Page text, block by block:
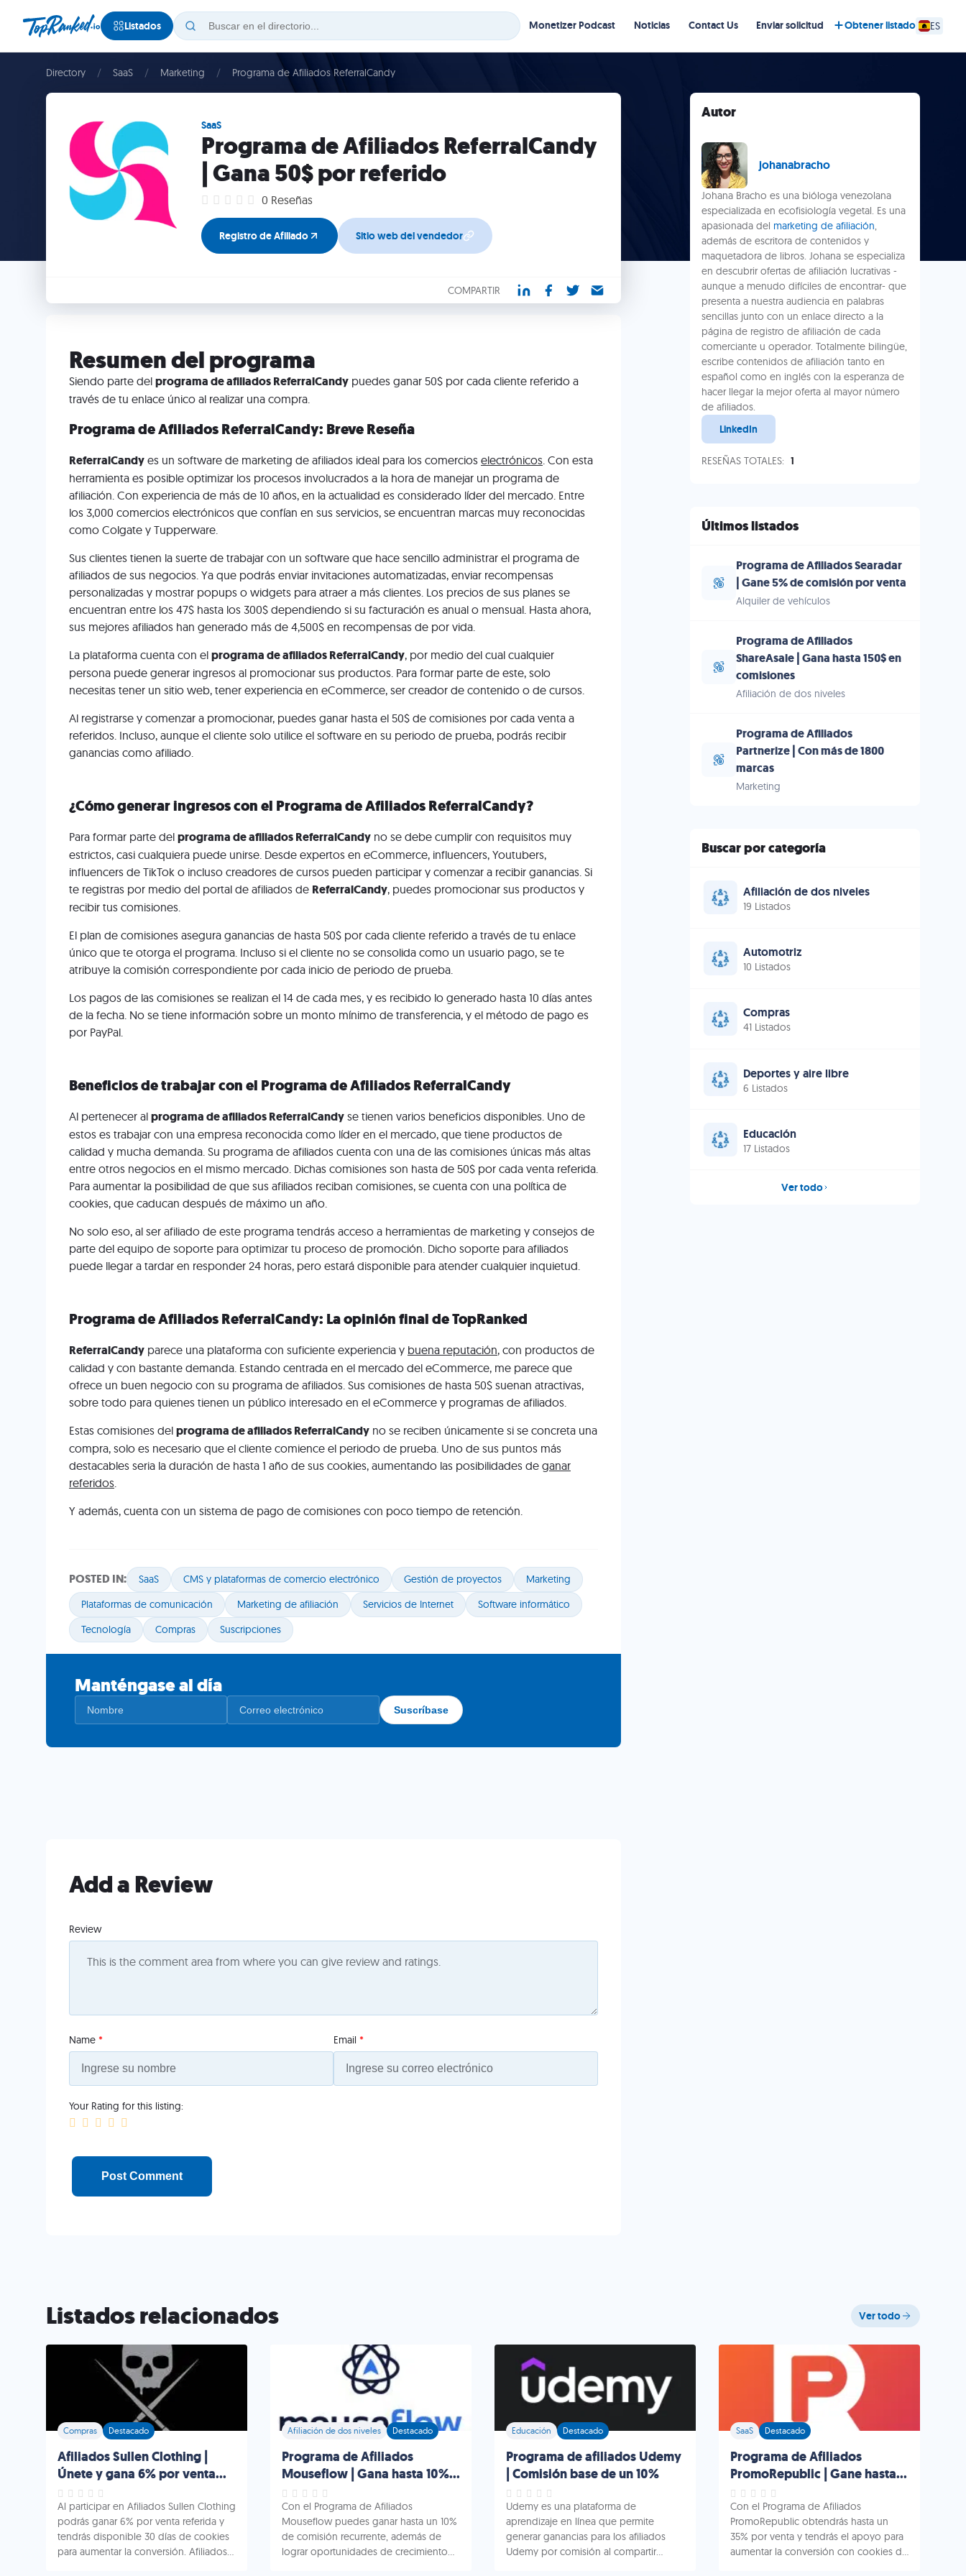
Listados Monetizer Podcast Noticias Contact Us Enviar solicitud Obtener listado ES
Directory SaaS Marketing Programa de Afiliados ReferralCandy
SaaS
Programa de Afiliados ReferralCandy
| Gana 50$ por referido
0 Reseñas
Registro de Afiliado Sitio web del vendedor
COMPARTIR
Resumen del programa
Siendo parte del programa de afiliados ReferralCandy puedes ganar 50$ por cada cliente referido a
través de tu enlace único al realizar una compra.
Programa de Afiliados ReferralCandy: Breve Reseña
ReferralCandy es un software de marketing de afiliados ideal para los comercios electrónicos. Con esta
herramienta es posible optimizar los procesos involucrados a la hora de manejar un programa de
afiliación. Con experiencia de más de 10 años, en la actualidad es considerado líder del mercado. Entre
los 3,000 comercios electrónicos que confían en sus servicios, se encuentran marcas muy reconocidas
como Colgate y Tupperware.
Sus clientes tienen la suerte de trabajar con un software que hace sencillo administrar el programa de
afiliados de sus negocios. Ya que podrás enviar invitaciones automatizadas, enviar recompensas
personalizadas y mostrar popups o widgets para atraer a más clientes. Los precios de sus planes se
encuentran entre los 47$ hasta los 300$ dependiendo si su facturación es anual o mensual. Hasta ahora,
sus mejores afiliados han generado más de 4,500$ en recompensas de por vida.
La plataforma cuenta con el programa de afiliados ReferralCandy, por medio del cual cualquier
persona puede generar ingresos al promocionar sus productos. Para formar parte de este, solo
necesitas tener un sitio web, tener experiencia en eCommerce, ser creador de contenido o de cursos.
Al registrarse y comenzar a promocionar, puedes ganar hasta el 50$ de comisiones por cada venta a
referidos. Incluso, aunque el cliente solo utilice el software en su periodo de prueba, podrás recibir
ganancias como afiliado.
¿Cómo generar ingresos con el Programa de Afiliados ReferralCandy?
Para formar parte del programa de afiliados ReferralCandy no se debe cumplir con requisitos muy
estrictos, casi cualquiera puede unirse. Desde expertos en eCommerce, influencers, Youtubers,
influencers de TikTok o incluso creadores de cursos pueden participar y comenzar a recibir ganancias. Si
te registras por medio del portal de afiliados de ReferralCandy, puedes promocionar sus productos y
recibir tus comisiones.
El plan de comisiones asegura ganancias de hasta 50$ por cada cliente referido a través de tu enlace
único que te otorga el programa. Incluso si el cliente no se consolida como un usuario pago, se te
atribuye la comisión correspondiente por cada inicio de periodo de prueba.
Los pagos de las comisiones se realizan el 14 de cada mes, y es recibido lo generado hasta 10 días antes
de la fecha. No se tiene información sobre un monto mínimo de transferencia, y el método de pago es
por PayPal.
Beneficios de trabajar con el Programa de Afiliados ReferralCandy
Al pertenecer al programa de afiliados ReferralCandy se tienen varios beneficios disponibles. Uno de
estos es trabajar con una empresa reconocida como líder en el mercado, que tiene productos de
calidad y mucha demanda. Su programa de afiliados cuenta con una de las comisiones únicas más altas
entre otros negocios en el mismo mercado. Dichas comisiones son hasta de 50$ por cada venta referida.
Para aumentar la posibilidad de que sus afiliados reciban comisiones, se cuenta con una política de
cookies, que caducan después de máximo un año.
No solo eso, al ser afiliado de este programa tendrás acceso a herramientas de marketing y consejos de
parte del equipo de soporte para optimizar tu proceso de promoción. Dicho soporte para afiliados
puede llegar a tardar en responder 24 horas, pero estará disponible para atender cualquier inquietud.
Programa de Afiliados ReferralCandy: La opinión final de TopRanked
ReferralCandy parece una plataforma con suficiente experiencia y buena reputación, con productos de
calidad y con bastante demanda. Estando centrada en el mercado del eCommerce, me parece que
ofrece un buen negocio con su programa de afiliados. Sus comisiones de hasta 50$ suenan atractivas,
sobre todo para quienes tienen un público interesado en el eCommerce y programas de afiliados.
Estas comisiones del programa de afiliados ReferralCandy no se reciben únicamente si se concreta una
compra, solo es necesario que el cliente comience el periodo de prueba. Uno de sus puntos más
destacables seria la duración de hasta 1 año de sus cookies, aumentando las posibilidades de ganar
referidos.
Y además, cuenta con un sistema de pago de comisiones con poco tiempo de retención.
POSTED IN: SaaS CMS y plataformas de comercio electrónico Gestión de proyectos
Marketing
Plataformas de comunicación
Marketing de afiliación Servicios de Internet
Software informático
Tecnología
Compras Suscripciones
Manténgase al día
Add a Review
Review
Name * Email *
Your Rating for this listing:
Autor
johanabracho
Johana Bracho es una bióloga venezolana
especializada en ecofisiología vegetal. Es una
apasionada del marketing de afiliación,
además de escritora de contenidos y
maquetadora de libros. Johana se especializa
en descubrir ofertas de afiliación lucrativas -
aunque a menudo difíciles de encontrar- que
presenta a nuestra audiencia en palabras
sencillas junto con un enlace directo a la
página de registro de afiliación de cada
comerciante u operador. Totalmente bilingüe,
escribe contenidos de afiliación tanto en
español como en inglés con la esperanza de
hacer llegar la mejor oferta al mayor número
de afiliados.
LinkedIn
RESEÑAS TOTALES: 1
Últimos listados
Programa de Afiliados Searadar
| Gane 5% de comisión por venta
Alquiler de vehículos
Programa de Afiliados
ShareAsale | Gana hasta 150$ en
comisiones
Afiliación de dos niveles
Programa de Afiliados
Partnerize | Con más de 1800
marcas
Marketing
Buscar por categoría
Afiliación de dos niveles
19 Listados
Automotriz
10 Listados
Compras
41 Listados
Deportes y aire libre
6 Listados
Educación
17 Listados
Ver todo
Listados relacionados Ver todo
Compras Destacado
Afiliados Sullen Clothing |
Únete y gana 6% por venta
referida
Al participar en Afiliados Sullen Clothing
podrás ganar 6% por venta referida y
tendrás disponible 30 días de cookies
para aumentar la conversión. Afiliados
Afiliación de dos niveles Destacado
Programa de Afiliados
Mouseflow | Gana hasta 10%
recurrente.
Con el Programa de Afiliados
Mouseflow puedes ganar hasta un 10%
de comisión recurrente, además de
lograr oportunidades de crecimiento
Educación Destacado
Programa de afiliados Udemy
| Comisión base de un 10%
Udemy es una plataforma de
aprendizaje en línea que permite
generar ganancias para los afiliados
Udemy por comisión al compartir
SaaS Destacado
Programa de Afiliados
PromoRepublic | Gane hasta
35% por venta
Con el Programa de Afiliados
PromoRepublic obtendrás hasta un
35% por venta y tendrás el apoyo para
aumentar la conversión con cookies de